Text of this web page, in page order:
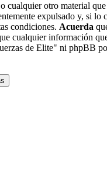
otro material
expulsado y, si
condiciones. Acuerda
cualquier información
de Elite" ni phpBB